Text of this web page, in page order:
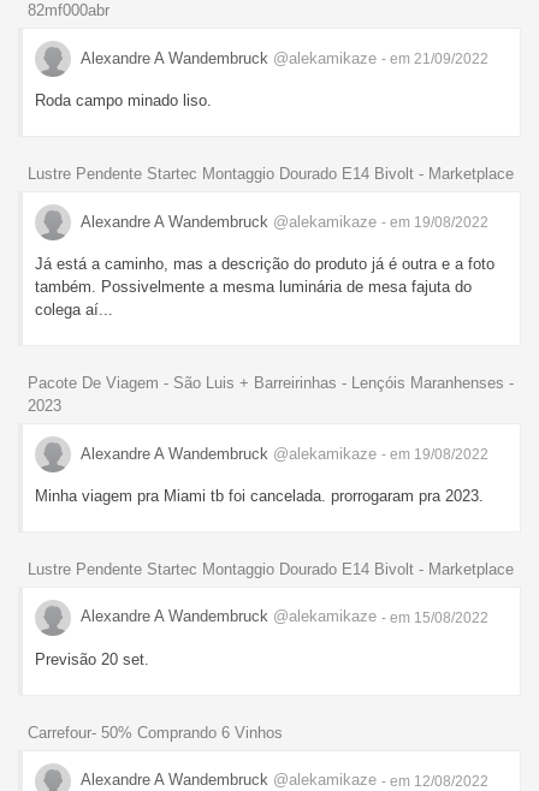
82mf000abr
Alexandre A Wandembruck @alekamikaze - em 21/09/2022
Roda campo minado liso.
Lustre Pendente Startec Montaggio Dourado E14 Bivolt - Marketplace
Alexandre A Wandembruck @alekamikaze - em 19/08/2022
Já está a caminho, mas a descrição do produto já é outra e a foto
também. Possivelmente a mesma luminária de mesa fajuta do
colega aí...
Pacote De Viagem - São Luis + Barreirinhas - Lençóis Maranhenses -
2023
Alexandre A Wandembruck @alekamikaze - em 19/08/2022
Minha viagem pra Miami tb foi cancelada. prorrogaram pra 2023.
Lustre Pendente Startec Montaggio Dourado E14 Bivolt - Marketplace
Alexandre A Wandembruck @alekamikaze - em 15/08/2022
Previsão 20 set.
Carrefour- 50% Comprando 6 Vinhos
Alexandre A Wandembruck @alekamikaze - em 12/08/2022